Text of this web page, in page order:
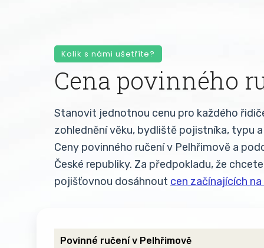
Kolik s námi ušetříte?
Cena povinného
Stanovit jednotnou cenu pro každého
zohlednění věku, bydliště pojistníka, typu
Ceny povinného ručení v Pelhřimově a
České republiky. Za předpokladu, že
pojišťovnou dosáhnout cen začínajících na
Povinné ručení v Pelhřimově